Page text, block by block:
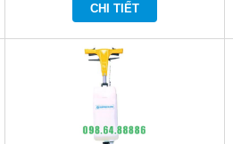
CHI TIẾT